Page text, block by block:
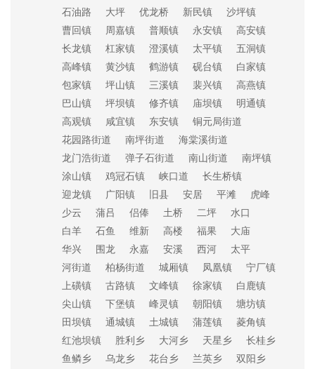
石油路
大坪 优龙桥 新民镇
沙坪镇
曹回镇
周嘉镇 普顺镇 永安镇
高安镇
长龙镇
杠家镇 澄溪镇 太平镇
五洞镇
高峰镇
黄沙镇 鹤游镇 砚台镇
白家镇
包家镇
坪山镇 三溪镇 裴兴镇
高燕镇
巴山镇
坪坝镇 修齐镇 庙坝镇
明通镇
高观镇
咸宜镇 东安镇
铜元局街道
花园路街道
南坪街道
海棠溪街道
龙门浩街道
弹子石街道 南山街道
南坪镇
涂山镇
鸡冠石镇 峡口道
长生桥镇
迎龙镇
广阳镇 旧县 安居 平滩
虎峰
少云
蒲吕 侣俸 土桥 二坪
水口
白羊
石鱼 维新 高楼 福果
大庙
华兴
围龙 永嘉 安溪 西河
太平
河街道
柏杨街道 城厢镇 凤凰镇
宁厂镇
上磺镇
古路镇 文峰镇 徐家镇
白鹿镇
尖山镇
下堡镇 峰灵镇 朝阳镇
塘坊镇
田坝镇
通城镇 土城镇 蒲莲镇
菱角镇
红池坝镇
胜利乡 大河乡 天星乡
长桂乡
鱼鳞乡
乌龙乡 花台乡 兰英乡
双阳乡